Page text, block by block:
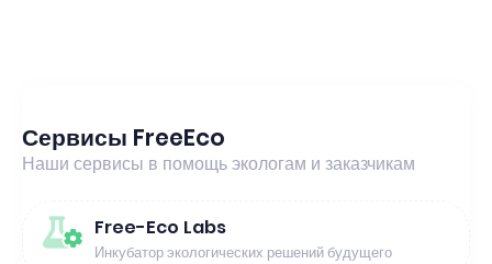
Сервисы FreeEco
Наши сервисы в помощь экологам и заказчикам
Free-Eco Labs
Инкубатор экологических решений будущего